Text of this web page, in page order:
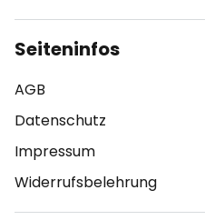
Seiteninfos
AGB
Datenschutz
Impressum
Widerrufsbelehrung